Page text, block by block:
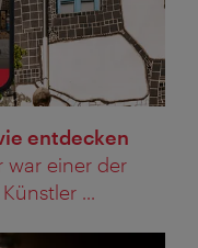
entdecken
war einer der
...